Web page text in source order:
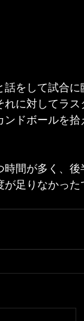
をして試合に
に対してラ
ドボールを
間が多く、
足りなかった